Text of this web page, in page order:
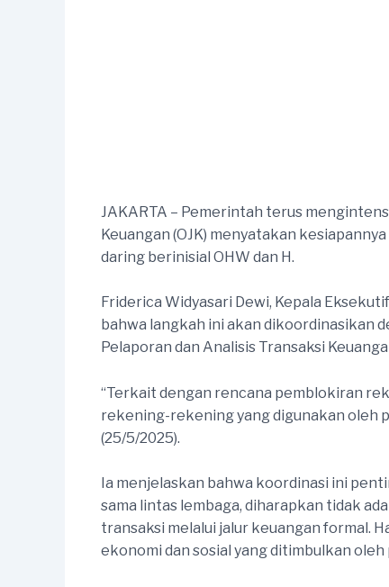
JAKARTA – Pemerintah terus
Keuangan (OJK) menyatakan
daring berinisial OHW dan H.
Friderica Widyasari Dewi, Kepala
bahwa langkah ini akan dikoordinasikan
Pelaporan dan Analisis Transaksi
“Terkait dengan rencana pemblokiran
rekening-rekening yang digunakan oleh
(25/5/2025).
Ia menjelaskan bahwa koordinasi ini
sama lintas lembaga, diharapkan tidak
transaksi melalui jalur keuangan formal.
ekonomi dan sosial yang ditimbulkan